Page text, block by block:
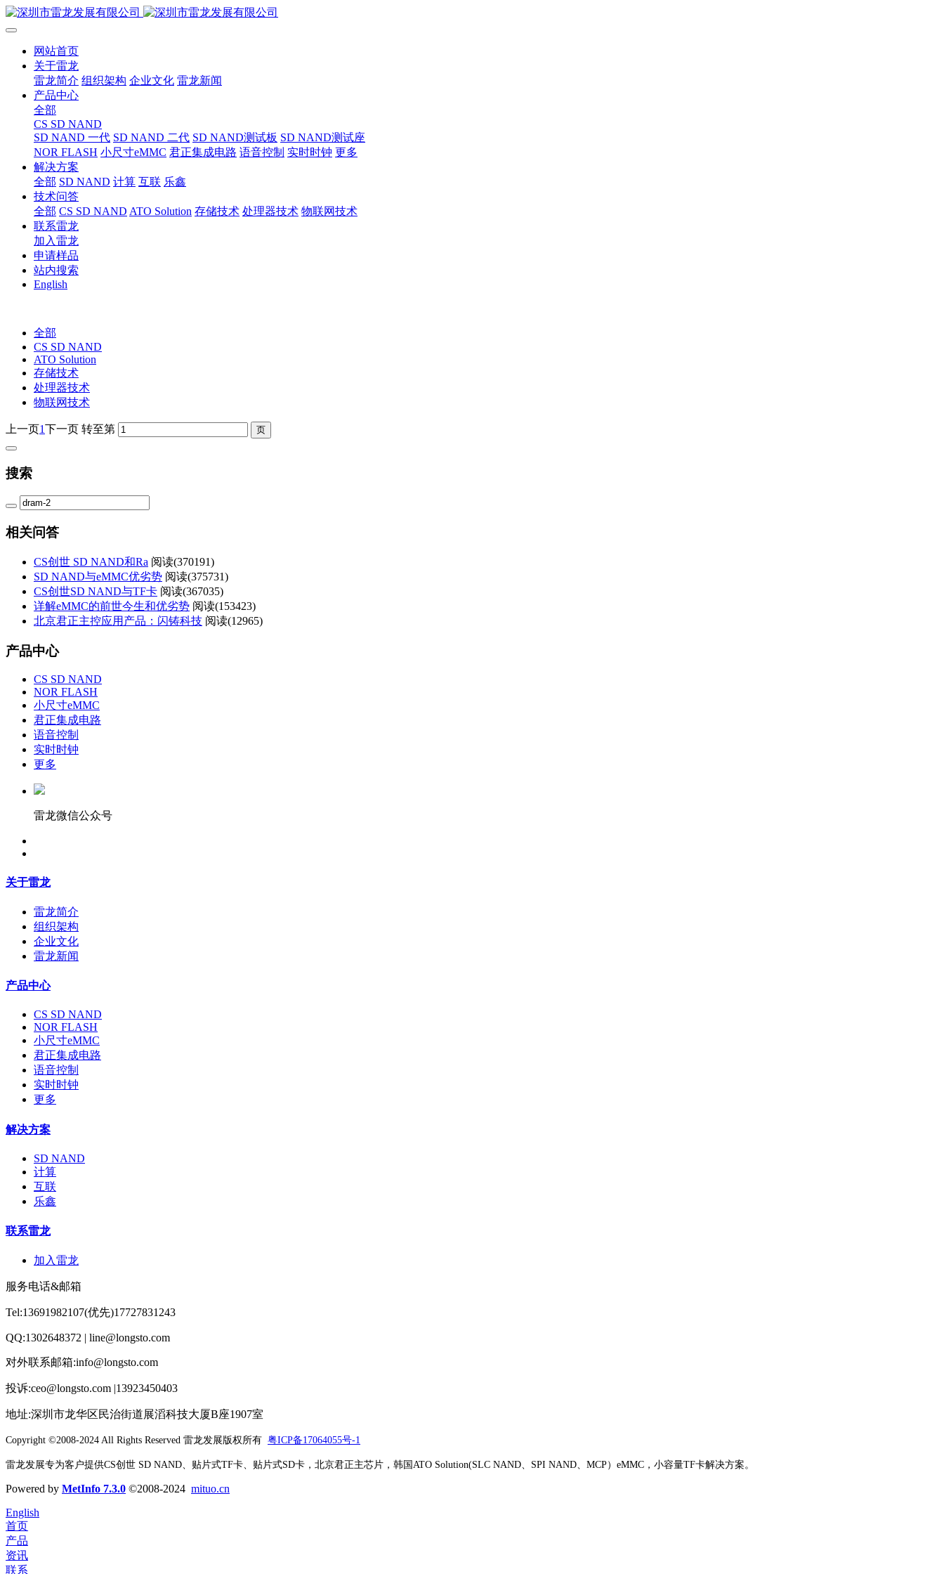
网站首页
关于雷龙
雷龙简介 组织架构 企业文化 雷龙新闻
产品中心
全部
CS SD NAND
SD NAND 一代 SD NAND 二代 SD NAND测试板 SD NAND测试座
NOR FLASH 小尺寸eMMC 君正集成电路 语音控制 实时时钟 更多
解决方案
全部 SD NAND 计算 互联 乐鑫
技术问答
全部 CS SD NAND ATO Solution 存储技术 处理器技术 物联网技术
联系雷龙
加入雷龙
申请样品
站内搜索
English
全部
CS SD NAND
ATO Solution
存储技术
处理器技术
物联网技术
上一页1下一页 转至第
搜索
相关问答
CS创世 SD NAND和Ra 阅读(370191)
SD NAND与eMMC优劣势 阅读(375731)
CS创世SD NAND与TF卡 阅读(367035)
详解eMMC的前世今生和优劣势 阅读(153423)
北京君正主控应用产品：闪铸科技 阅读(12965)
产品中心
CS SD NAND
NOR FLASH
小尺寸eMMC
君正集成电路
语音控制
实时时钟
更多
雷龙微信公众号
关于雷龙
雷龙简介
组织架构
企业文化
雷龙新闻
产品中心
CS SD NAND
NOR FLASH
小尺寸eMMC
君正集成电路
语音控制
实时时钟
更多
解决方案
SD NAND
计算
互联
乐鑫
联系雷龙
加入雷龙
服务电话&邮箱
Tel:13691982107(优先)17727831243
QQ:1302648372 | line@longsto.com
对外联系邮箱:info@longsto.com
投诉:ceo@longsto.com |13923450403
地址:深圳市龙华区民治街道展滔科技大厦B座1907室
Copyright ©2008-2024 All Rights Reserved 雷龙发展版权所有 粤ICP备17064055号-1
雷龙发展专为客户提供CS创世 SD NAND、贴片式TF卡、贴片式SD卡，北京君正主芯片，韩国ATO Solution(SLC NAND、SPI NAND、MCP）eMMC，小容量TF卡解决方案。
Powered by MetInfo 7.3.0 ©2008-2024 mituo.cn
English
首页
产品
资讯
联系